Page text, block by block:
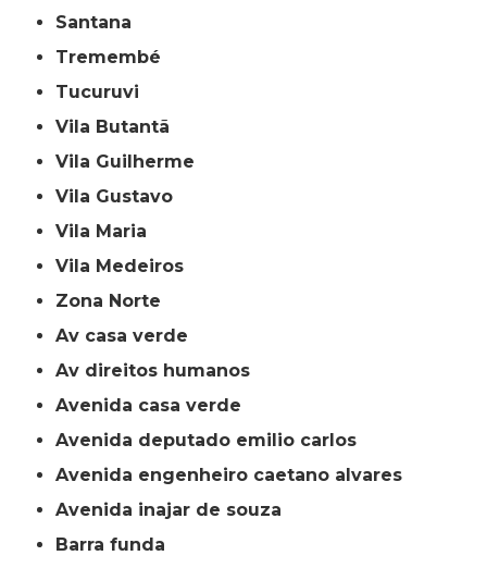
Santana
Tremembé
Tucuruvi
Vila Butantã
Vila Guilherme
Vila Gustavo
Vila Maria
Vila Medeiros
Zona Norte
av casa verde
av direitos humanos
avenida casa verde
avenida deputado emilio carlos
avenida engenheiro caetano alvares
avenida inajar de souza
barra funda